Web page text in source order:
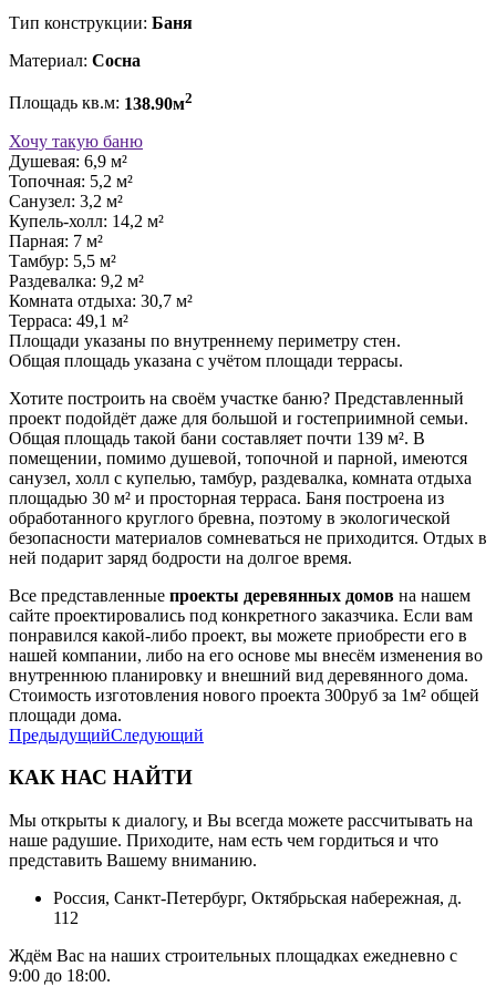
Тип конструкции: Баня
Материал: Сосна
Площадь кв.м: 138.90м2
Хочу такую баню
Душевая: 6,9 м²
Топочная: 5,2 м²
Санузел: 3,2 м²
Купель-холл: 14,2 м²
Парная: 7 м²
Тамбур: 5,5 м²
Раздевалка: 9,2 м²
Комната отдыха: 30,7 м²
Терраса: 49,1 м²
Площади указаны по внутреннему периметру стен.
Общая площадь указана с учётом площади террасы.
Хотите построить на своём участке баню? Представленный
проект подойдёт даже для большой и гостеприимной семьи.
Общая площадь такой бани составляет почти 139 м². В
помещении, помимо душевой, топочной и парной, имеются
санузел, холл с купелью, тамбур, раздевалка, комната отдыха
площадью 30 м² и просторная терраса. Баня построена из
обработанного круглого бревна, поэтому в экологической
безопасности материалов сомневаться не приходится. Отдых в
ней подарит заряд бодрости на долгое время.
Все представленные проекты деревянных домов на нашем
сайте проектировались под конкретного заказчика. Если вам
понравился какой-либо проект, вы можете приобрести его в
нашей компании, либо на его основе мы внесём изменения во
внутреннюю планировку и внешний вид деревянного дома.
Стоимость изготовления нового проекта 300руб за 1м² общей
площади дома.
ПредыдущийСледующий
КАК НАС НАЙТИ
Мы открыты к диалогу, и Вы всегда можете рассчитывать на
наше радушие. Приходите, нам есть чем гордиться и что
представить Вашему вниманию.
Россия, Санкт-Петербург, Октябрьская набережная, д.
112
Ждём Вас на наших строительных площадках ежедневно с
9:00 до 18:00.